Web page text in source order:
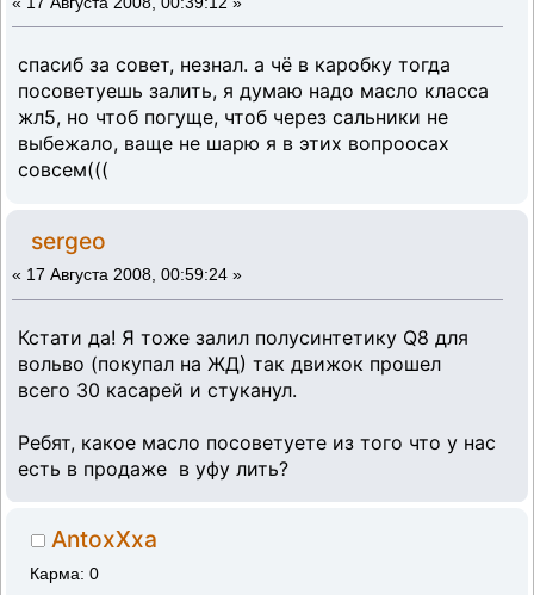
спасиб за совет, незнал. а чё в каробку тогда
посоветуешь залить, я думаю надо масло класса
жл5, но чтоб погуще, чтоб через сальники не
выбежало, ваще не шарю я в этих вопроосах
совсем(((
sergeo
« 17 Августа 2008, 00:59:24 »
Кстати да! Я тоже залил полусинтетику Q8 для
вольво (покупал на ЖД) так движок прошел
всего 30 касарей и стуканул.
Ребят, какое масло посоветуете из того что у нас
есть в продаже в уфу лить?
AntoxXxa
Карма: 0